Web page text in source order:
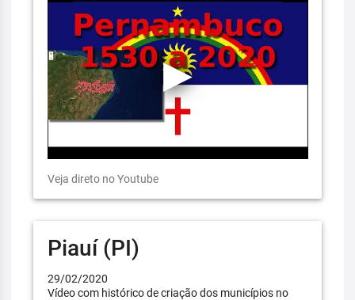
Veja direto no Youtube
Piauí (PI)
29/02/2020
Vídeo com histórico de criação dos municípios no